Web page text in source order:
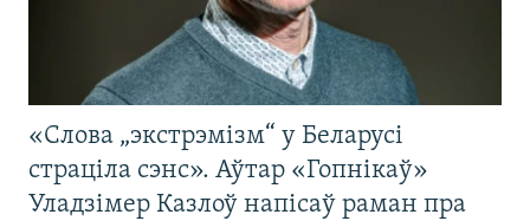
«Слова „экстрэмізм“ у Беларусі
страціла сэнс». Аўтар «Гопнікаў»
Уладзімер Казлоў напісаў раман пра